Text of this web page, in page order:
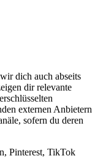
dich auch abseits
dir relevante
externen Anbietern
sofern du deren
Pinterest, TikTok